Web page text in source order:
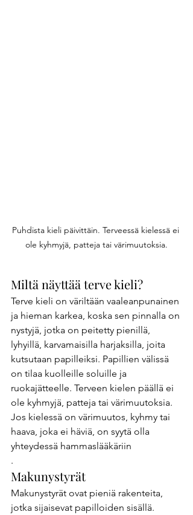
Puhdista kieli päivittäin. Terveessä kielessä ei
ole kyhmyjä, patteja tai värimuutoksia.
Miltä näyttää terve kieli?
Terve kieli on väriltään vaaleanpunainen
ja hieman karkea, koska sen pinnalla on
nystyjä, jotka on peitetty pienillä,
lyhyillä, karvamaisilla harjaksilla, joita
kutsutaan papilleiksi. Papillien välissä
on tilaa kuolleille soluille ja
ruokajätteelle. Terveen kielen päällä ei
ole kyhmyjä, patteja tai värimuutoksia.
Jos kielessä on värimuutos, kyhmy tai
haava, joka ei häviä, on syytä olla
yhteydessä hammaslääkäriin
.
Makunystyrät
Makunystyrät ovat pieniä rakenteita,
jotka sijaisevat papilloiden sisällä.